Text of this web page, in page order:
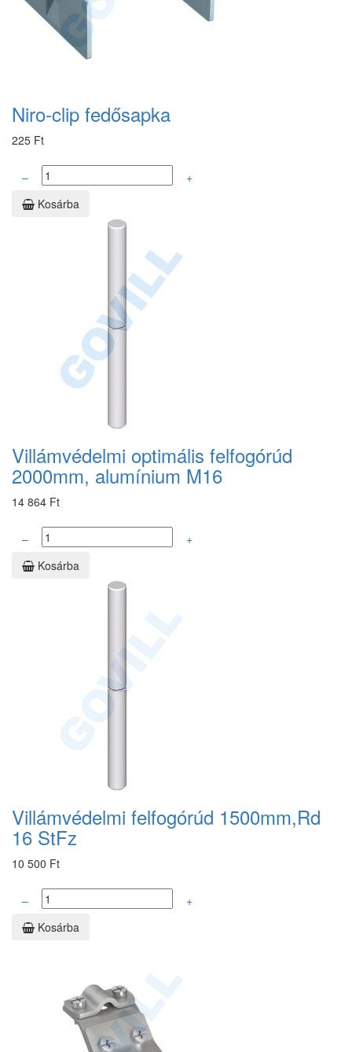
Niro-clip fedősapka
225 Ft
–
+
Kosárba
Villámvédelmi optimális felfogórúd
2000mm, alumínium M16
14 864 Ft
–
+
Kosárba
Villámvédelmi felfogórúd 1500mm,Rd
16 StFz
10 500 Ft
–
+
Kosárba